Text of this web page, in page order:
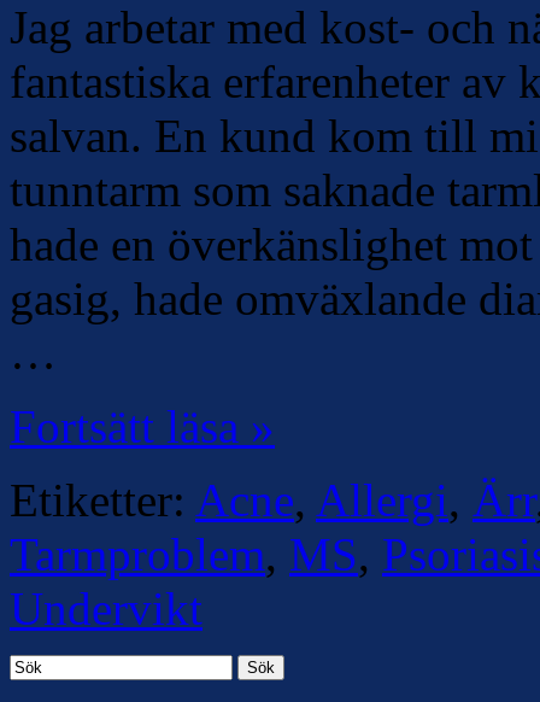
Jag arbetar med kost- och
fantastiska erfarenheter
salvan. En kund kom till
tunntarm som saknade
hade en överkänslighet
gasig, hade omväxlande
…
Fortsätt läsa »
Etiketter: Acne, Allergi, Ärr
Tarmproblem, MS,
Undervikt
Sök